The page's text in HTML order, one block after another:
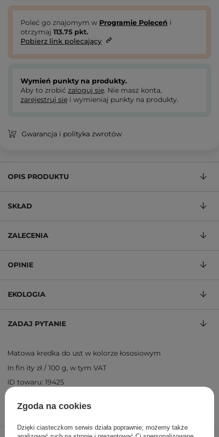
/ szt.
Poleć go znajomym w Programie Poleceń i
otrzymaj 113.75 pkt.
Pobierz link polecający
Wymień punkty na produkty.
Aby to zrobić zaloguj się. Nie masz konta,
zarejestruj się i wymieniaj punkty na produkty.
Gwarancja i polityka zwrotów
OPIS PRODUKTU
SKŁAD
ZALECENIA
OPINIE
EKOLOGIA
ZADAJ PYTANIE
Matowa kredka do ust w kolorze łososiowym
In fin ity zł / 100 g, w tym VAT
ID towaru: 19425
Zgoda na cookies
Dzięki ciasteczkom serwis działa poprawnie; możemy także